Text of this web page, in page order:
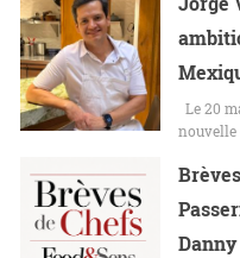
Le 20
nouvelle